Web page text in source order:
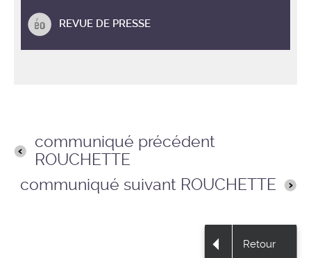
REVUE DE PRESSE
communiqué précédent
ROUCHETTE
communiqué suivant ROUCHETTE
Retour